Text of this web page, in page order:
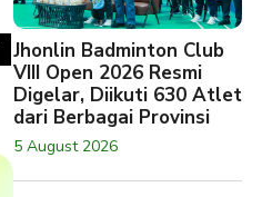
Jhonlin Badminton Club
VIII Open 2026 Resmi
Digelar, Diikuti 630 Atlet
dari Berbagai Provinsi
5 August 2026